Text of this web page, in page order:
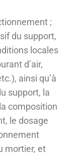
;
du support,
locales
d’air,
ainsi qu’à
support, la
composition
le dosage
mortier, et